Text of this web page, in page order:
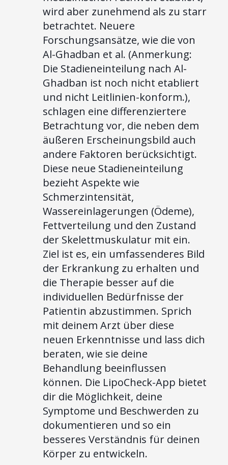
wird aber zunehmend als zu starr
betrachtet. Neuere
Forschungsansätze, wie die von
Al-Ghadban et al. (Anmerkung:
Die Stadieneinteilung nach Al-
Ghadban ist noch nicht etabliert
und nicht Leitlinien-konform.),
schlagen eine differenziertere
Betrachtung vor, die neben dem
äußeren Erscheinungsbild auch
andere Faktoren berücksichtigt.
Diese neue Stadieneinteilung
bezieht Aspekte wie
Schmerzintensität,
Wassereinlagerungen (Ödeme),
Fettverteilung und den Zustand
der Skelettmuskulatur mit ein.
Ziel ist es, ein umfassenderes Bild
der Erkrankung zu erhalten und
die Therapie besser auf die
individuellen Bedürfnisse der
Patientin abzustimmen. Sprich
mit deinem Arzt über diese
neuen Erkenntnisse und lass dich
beraten, wie sie deine
Behandlung beeinflussen
können. Die LipoCheck-App bietet
dir die Möglichkeit, deine
Symptome und Beschwerden zu
dokumentieren und so ein
besseres Verständnis für deinen
Körper zu entwickeln.